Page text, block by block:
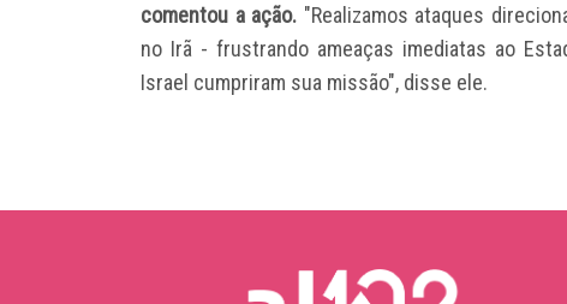
comentou a ação. "Realizamos ataques
no Irã - frustrando ameaças imediatas ao
Israel cumpriram sua missão", disse ele.